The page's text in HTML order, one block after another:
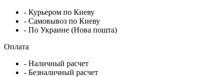
- Курьером по Киеву
- Самовывоз по Киеву
- По Украине (Нова пошта)
Оплата
- Наличный расчет
- Безналичный расчет